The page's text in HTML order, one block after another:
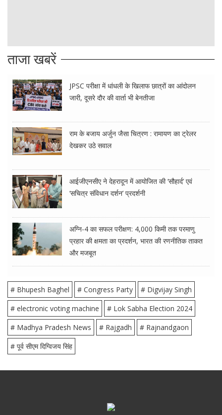
ताजा खबरें
JPSC परीक्षा में धांधली के खिलाफ छात्रों का आंदोलन
जारी, दूसरे दौर की वार्ता भी बेनतीजा
राम के बजाय अर्जुन जैसा चित्रण : रामायण का ट्रेलर
देखकर उठे सवाल
आईजीएनसीए ने देहरादून में आयोजित की ‘सौहार्द’ एवं
‘सचित्र संविधान दर्शन’ प्रदर्शनी
अग्नि-4 का सफल परीक्षण: 4,000 किमी तक परमाणु
प्रहार की क्षमता का प्रदर्शन, भारत की रणनीतिक ताकत
और मजबूत
# Bhupesh Baghel # Congress Party
# Digvijay Singh
# electronic voting machine
# Lok Sabha Election 2024
# Madhya Pradesh News
# Rajgadh
# Rajnandgaon
# पूर्व सीएम दिग्विजय सिंह